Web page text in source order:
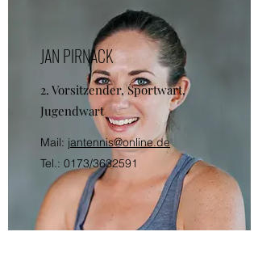
JAN PIRNACK
2. Vorsitzender, Sportwart,
Jugendwart
Mail: jantennis@online.de
Tel.: 0173/3632591